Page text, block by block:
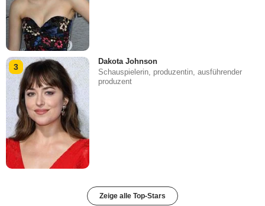
3
Dakota Johnson
Schauspielerin, produzentin, ausführender
produzent
Zeige alle Top-Stars